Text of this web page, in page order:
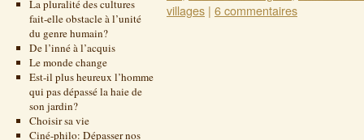
La pluralité des cultures
fait-elle obstacle à l’unité
du genre humain?
De l’inné à l’acquis
Le monde change
Est-il plus heureux l’homme
qui pas dépassé la haie de
son jardin?
Choisir sa vie
Ciné-philo: Dépasser nos
villages | 6 commentaires